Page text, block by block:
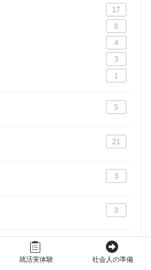
17
8
4
3
1
5
21
3
3
6
就活実体験 社会人の準備